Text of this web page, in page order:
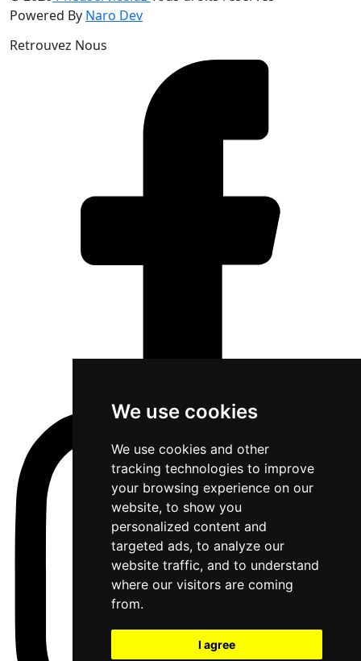
We use cookies
We use cookies and other
tracking technologies to improve
your browsing experience on our
website, to show you
personalized content and
targeted ads, to analyze our
website traffic, and to understand
where our visitors are coming
from.
I agree
Powered By Naro Dev
Retrouvez Nous